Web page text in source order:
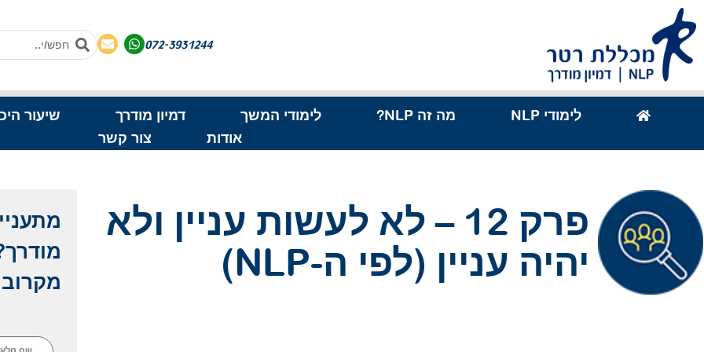
לתוכן
072-3931244
לימודי NLP מה זה NLP? לימודי המשך דמיון מודרך
שיעור
אודות
צור קשר
פרק 12 – לא לעשות עניין ולא
יהיה עניין (לפי ה-NLP)